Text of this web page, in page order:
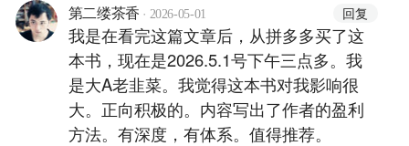
第二缕茶香 · 2026-05-01 回复
我是在看完这篇文章后，从拼多多买了这
本书，现在是2026.5.1号下午三点多。我
是大A老韭菜。我觉得这本书对我影响很
大。正向积极的。内容写出了作者的盈利
方法。有深度，有体系。值得推荐。